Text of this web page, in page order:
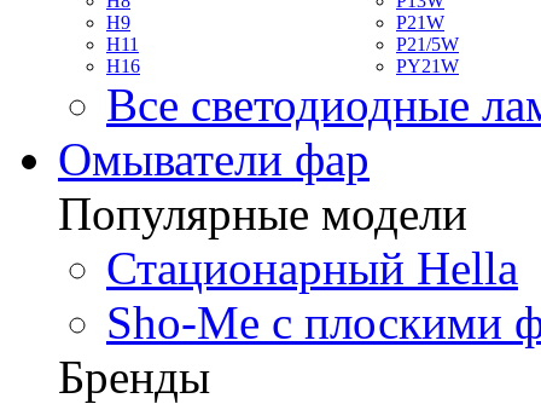
H9
H11
H16
P21W
P21/5W
PY21W
Все светодиодные
Омыватели фар
Популярные модели
Стационарный Hella
Sho-Me с плоскими
Бренды